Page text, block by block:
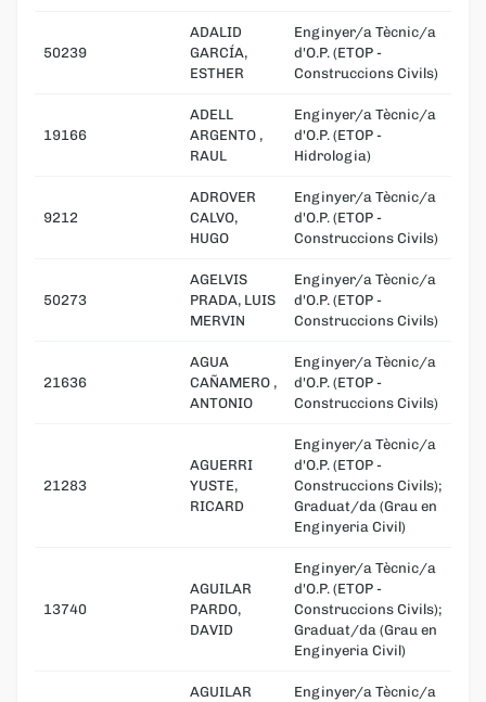
50239
ADALID
GARCÍA,
ESTHER
Enginyer/a Tècnic/a
d'O.P. (ETOP -
Construccions Civils)
19166
ADELL
ARGENTO ,
RAUL
Enginyer/a Tècnic/a
d'O.P. (ETOP -
Hidrologia)
9212
ADROVER
CALVO,
HUGO
Enginyer/a Tècnic/a
d'O.P. (ETOP -
Construccions Civils)
50273
AGELVIS
PRADA, LUIS
MERVIN
Enginyer/a Tècnic/a
d'O.P. (ETOP -
Construccions Civils)
21636
AGUA
CAÑAMERO ,
ANTONIO
Enginyer/a Tècnic/a
d'O.P. (ETOP -
Construccions Civils)
21283
AGUERRI
YUSTE,
RICARD
Enginyer/a Tècnic/a
d'O.P. (ETOP -
Construccions Civils);
Graduat/da (Grau en
Enginyeria Civil)
13740
AGUILAR
PARDO,
DAVID
Enginyer/a Tècnic/a
d'O.P. (ETOP -
Construccions Civils);
Graduat/da (Grau en
Enginyeria Civil)
AGUILAR
Enginyer/a Tècnic/a